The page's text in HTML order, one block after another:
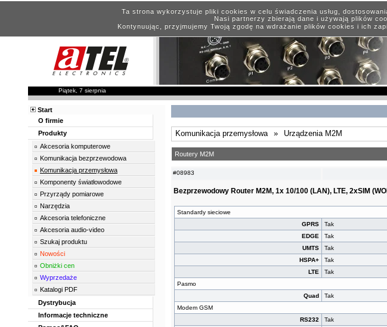
Ta strona wykorzystuje pliki cookies w celu świadczenia usług,
Nasi partnerzy zbierają dane i używają plików
Kontynuując, przyjmujemy Twoją zgodę na wdrażanie plików cookies i ich
Piątek, 7 sierpnia
Komunikacja przemysłowa » Urządzenia M2M
Routery M2M
#08983
Bezprzewodowy Router M2M, 1x 10/100 (LAN), LTE, 2xSIM
Standardy sieciowe
GPRS
Tak
EDGE
Tak
UMTS
Tak
HSPA+
Tak
LTE
Tak
Pasmo
Quad
Tak
Modem GSM
RS232
Tak
Start
O firmie
Produkty
Akcesoria komputerowe
Komunikacja bezprzewodowa
Komunikacja przemysłowa
Komponenty światłowodowe
Przyrządy pomiarowe
Narzędzia
Akcesoria telefoniczne
Akcesoria audio-video
Szukaj produktu
Nowości
Obniżki cen
Wyprzedaże
Katalogi PDF
Dystrybucja
Informacje techniczne